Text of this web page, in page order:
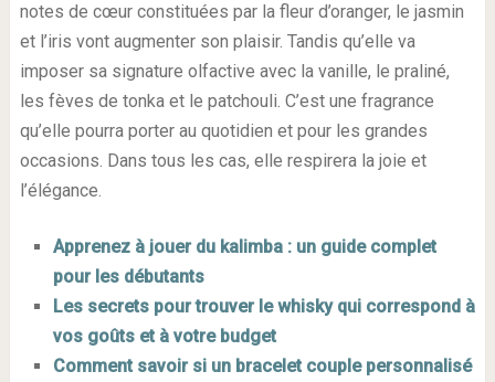
notes de cœur constituées par la fleur d’oranger, le jasmin
et l’iris vont augmenter son plaisir. Tandis qu’elle va
imposer sa signature olfactive avec la vanille, le praliné,
les fèves de tonka et le patchouli. C’est une fragrance
qu’elle pourra porter au quotidien et pour les grandes
occasions. Dans tous les cas, elle respirera la joie et
l’élégance.
Apprenez à jouer du kalimba : un guide complet
pour les débutants
Les secrets pour trouver le whisky qui correspond à
vos goûts et à votre budget
Comment savoir si un bracelet couple personnalisé